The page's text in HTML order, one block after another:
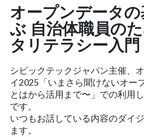
オープンデータ
ぶ 自治体職員の
タリテラシー入門
シビックテックジャパン主催、
イ2025「いまさら聞けないオー
とはから活用まで〜」での利用
です。
いつもお話している内容のダイ
ます。